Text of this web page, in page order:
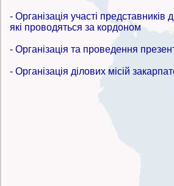
- Організація участі
які проводяться за кордоном
- Організація та проведення
- Організація ділових місій